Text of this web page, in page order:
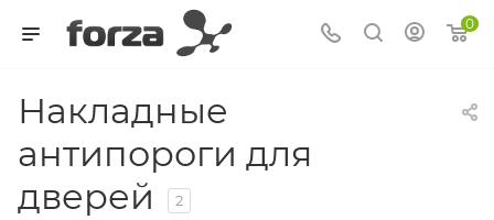
0
Накладные
антипороги для
дверей
2